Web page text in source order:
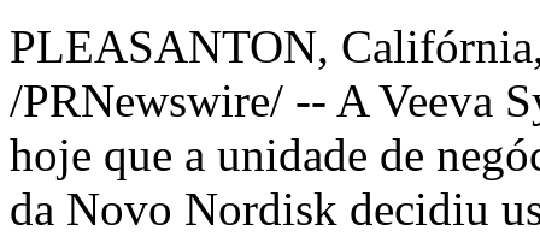
PLEASANTON, Califórnia
/PRNewswire/ -- AVeeva
hoje que a unidade de
da Novo Nordisk decidiu